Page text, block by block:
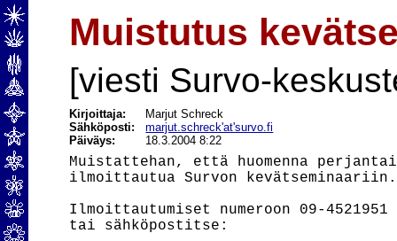
Muistutus
[viesti Survo-
Kirjoittaja:
Marjut Schreck
Sähköposti:marjut.schreck'at'survo.fi
Päiväys:
18.3.2004 8:22
Muistattehan, että huomenna
ilmoittautua Survon kevätseminaariin.
Ilmoittautumiset numeroon 09-4521951
tai sähköpostitse: